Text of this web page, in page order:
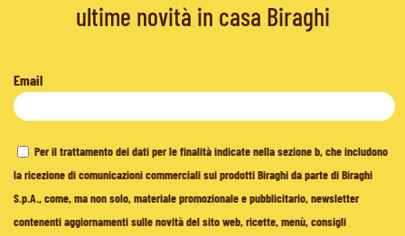
ultime novità in casa Biraghi
Email
Per il trattamento dei dati per le finalità indicate nella sezione b, che includono
la ricezione di comunicazioni commerciali sui prodotti Biraghi da parte di Biraghi
S.p.A., come, ma non solo, materiale promozionale e pubblicitario, newsletter
contenenti aggiornamenti sulle novità del sito web, ricette, menù, consigli